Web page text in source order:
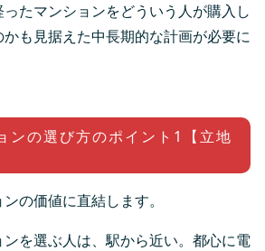
たマンションをどういう人が購入し
も見据えた中長期的な計画が必要に
ンの選び方のポイント1【立地
の価値に直結します。
を選ぶ人は、駅から近い。都心に電